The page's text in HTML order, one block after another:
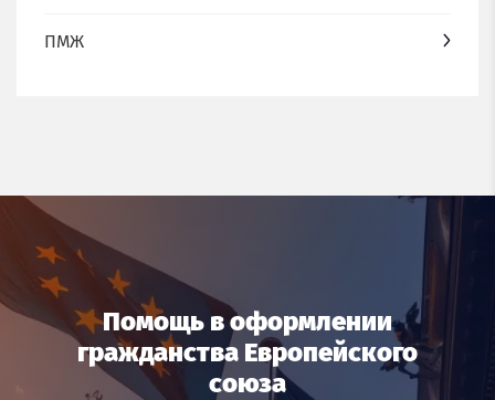
ПМЖ
Помощь в оформлении
гражданства Европейского
союза